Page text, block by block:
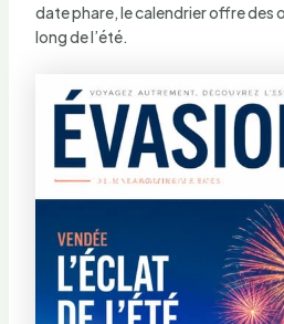
date phare, le calendrier offre
long de l’été.